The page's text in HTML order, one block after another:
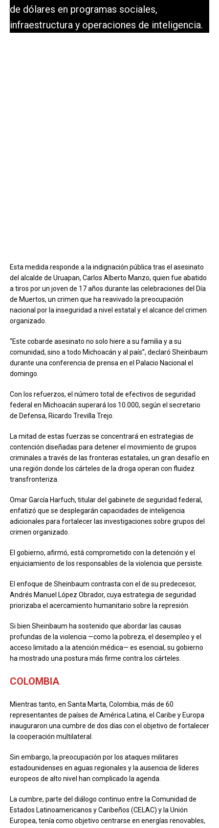
de dólares en programas sociales,
infraestructura y operaciones de inteligencia.
Esta medida responde a la indignación pública tras el asesinato
del alcalde de Uruapan, Carlos Alberto Manzo, quien fue abatido
a tiros por un joven de 17 años durante las celebraciones del Día
de Muertos, un crimen que ha reavivado la preocupación
nacional por la inseguridad a nivel estatal y el alcance del crimen
organizado.
“Este cobarde asesinato no solo hiere a su familia y a su
comunidad, sino a todo Michoacán y al país”, declaró Sheinbaum
durante una conferencia de prensa en el Palacio Nacional el
domingo.
Con los refuerzos, el número total de efectivos de seguridad
federal en Michoacán superará los 10.000, según el secretario
de Defensa, Ricardo Trevilla Trejo.
La mitad de estas fuerzas se concentrará en estrategias de
contención diseñadas para detener el movimiento de grupos
criminales a través de las fronteras estatales, un gran desafío en
una región donde los cárteles de la droga operan con fluidez
transfronteriza.
Omar García Harfuch, titular del gabinete de seguridad federal,
enfatizó que se desplegarán capacidades de inteligencia
adicionales para fortalecer las investigaciones sobre grupos del
crimen organizado.
El gobierno, afirmó, está comprometido con la detención y el
enjuiciamiento de los responsables de la violencia que persiste.
El enfoque de Sheinbaum contrasta con el de su predecesor,
Andrés Manuel López Obrador, cuya estrategia de seguridad
priorizaba el acercamiento humanitario sobre la represión.
Si bien Sheinbaum ha sostenido que abordar las causas
profundas de la violencia —como la pobreza, el desempleo y el
acceso limitado a la atención médica— es esencial, su gobierno
ha mostrado una postura más firme contra los cárteles.
COLOMBIA
Mientras tanto, en Santa Marta, Colombia, más de 60
representantes de países de América Latina, el Caribe y Europa
inauguraron una cumbre de dos días con el objetivo de fortalecer
la cooperación multilateral.
Sin embargo, la preocupación por los ataques militares
estadounidenses en aguas regionales y la ausencia de líderes
europeos de alto nivel han complicado la agenda.
La cumbre, parte del diálogo continuo entre la Comunidad de
Estados Latinoamericanos y Caribeños (CELAC) y la Unión
Europea, tenía como objetivo centrarse en energías renovables,